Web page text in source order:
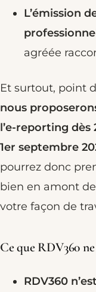
L’émission
agréée
Et surtout, point
nous
l’e-reporting dès
1er septembre
pourrez donc
bien en amont
votre façon de
Ce que RDV360
RDV360